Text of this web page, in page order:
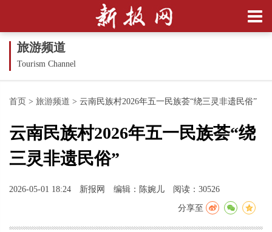
旅游频道
Tourism Channel
首页 > 旅游频道 > 云南民族村2026年五一民族荟“绕三灵非遗民俗”
云南民族村2026年五一民族荟“绕
三灵非遗民俗”
2026-05-01 18:24 新报网 编辑：陈婉儿 阅读：30526
分享至